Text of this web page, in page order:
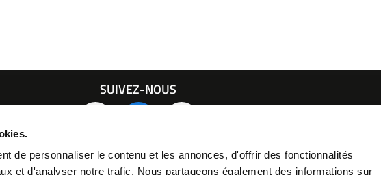
de personnaliser le contenu et les annonces, d'offrir des fonctionnalités
et d'analyser notre trafic. Nous partageons également des informations sur
24
SUIVEZ-NOUS